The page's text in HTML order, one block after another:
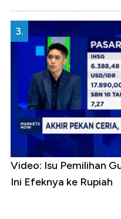
3.
Video: Isu Pemilihan
Ini Efeknya ke Rupiah